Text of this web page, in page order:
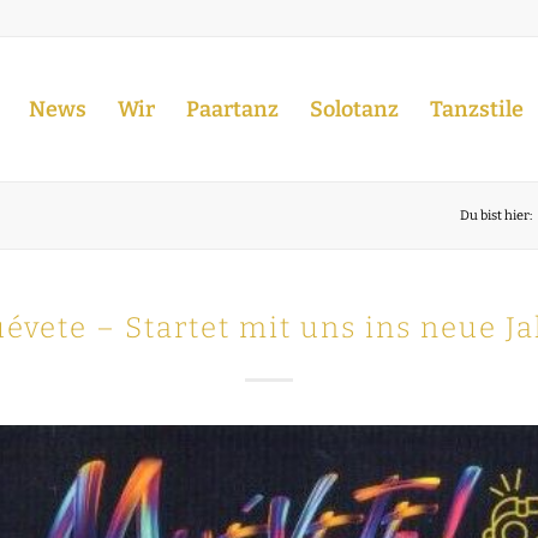
News Wir Paartanz Solotanz Tanzstile
Du bist hier:
– Startet mit uns ins neue